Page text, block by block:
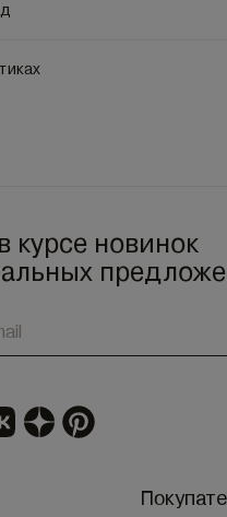
курсе новинок